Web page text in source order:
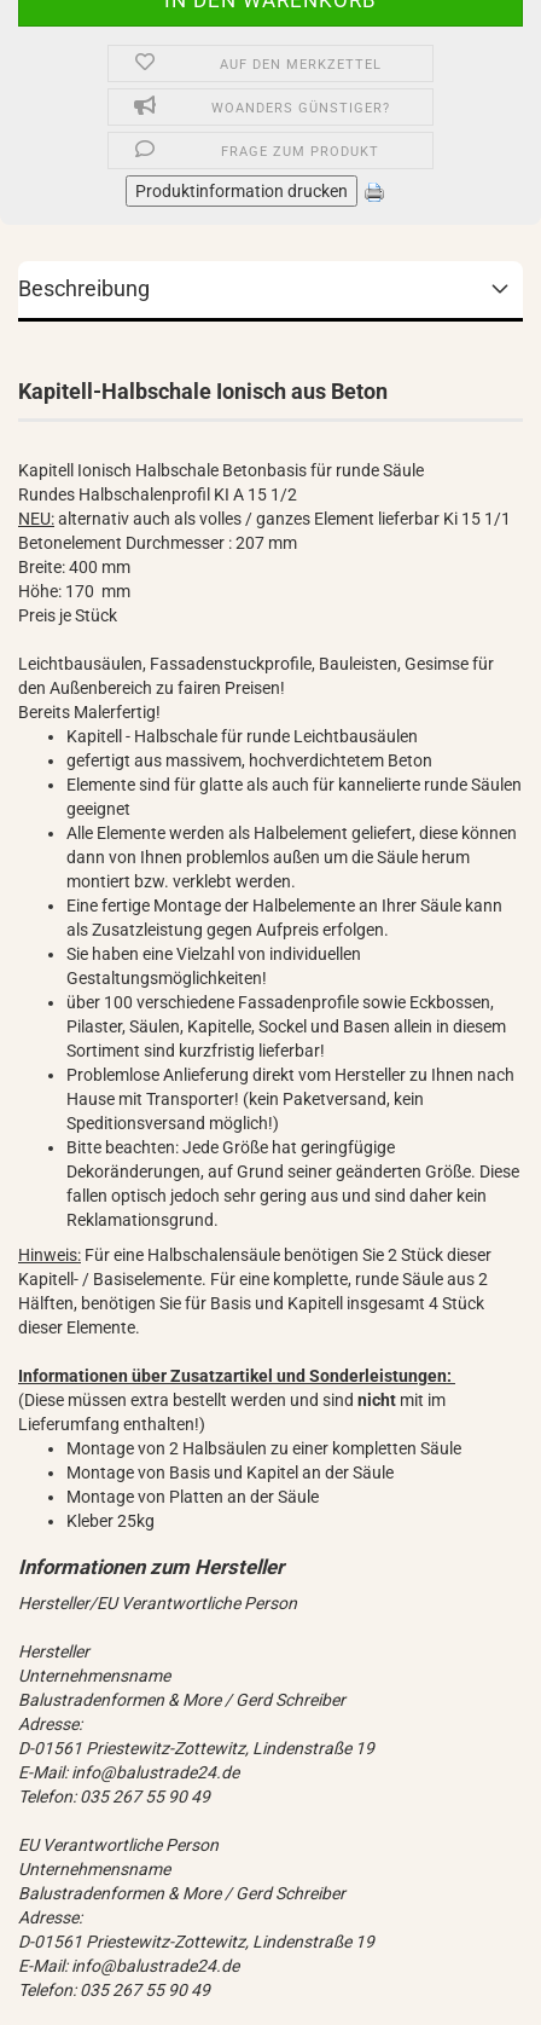
AUF DEN MERKZETTEL
WOANDERS GÜNSTIGER?
FRAGE ZUM PRODUKT
Produktinformation drucken
Beschreibung
Kapitell-Halbschale Ionisch aus Beton
Kapitell Ionisch Halbschale Betonbasis für runde Säule
Rundes Halbschalenprofil KI A 15 1/2
NEU:alternativ auch als volles / ganzes Element lieferbar Ki 15 1/1
Betonelement Durchmesser : 207 mm
Breite: 400 mm
Höhe: 170 mm
Preis je Stück
Leichtbausäulen, Fassadenstuckprofile, Bauleisten, Gesimse für
den Außenbereich zu fairen Preisen!
Bereits Malerfertig!
Kapitell - Halbschale für runde Leichtbausäulen
gefertigt aus massivem, hochverdichtetem Beton
Elemente sind für glatte als auch für kannelierte runde Säulen
geeignet
Alle Elemente werden als Halbelement geliefert, diese können
dann von Ihnen problemlos außen um die Säule herum
montiert bzw. verklebt werden.
Eine fertige Montage der Halbelemente an Ihrer Säule kann
als Zusatzleistung gegen Aufpreis erfolgen.
Sie haben eine Vielzahl von individuellen
Gestaltungsmöglichkeiten!
über 100 verschiedene Fassadenprofile sowie Eckbossen,
Pilaster, Säulen, Kapitelle, Sockel und Basen allein in diesem
Sortiment sind kurzfristig lieferbar!
Problemlose Anlieferung direkt vom Hersteller zu Ihnen nach
Hause mit Transporter! (kein Paketversand, kein
Speditionsversand möglich!)
Bitte beachten: Jede Größe hat geringfügige
Dekoränderungen, auf Grund seiner geänderten Größe. Diese
fallen optisch jedoch sehr gering aus und sind daher kein
Reklamationsgrund.
Hinweis: Für eine Halbschalensäule benötigen Sie 2 Stück dieser
Kapitell- / Basiselemente. Für eine komplette, runde Säule aus 2
Hälften, benötigen Sie für Basis und Kapitell insgesamt 4 Stück
dieser Elemente.
Informationen über Zusatzartikel und Sonderleistungen:
(Diese müssen extra bestellt werden und sind nicht mit im
Lieferumfang enthalten!)
Montage von 2 Halbsäulen zu einer kompletten Säule
Montage von Basis und Kapitel an der Säule
Montage von Platten an der Säule
Kleber 25kg
Hersteller/EU Verantwortliche Person
Hersteller
Unternehmensname
Balustradenformen & More / Gerd Schreiber
Adresse:
D-01561 Priestewitz-Zottewitz, Lindenstraße 19
E-Mail: info@balustrade24.de
Telefon: 035 267 55 90 49
EU Verantwortliche Person
Unternehmensname
Balustradenformen & More / Gerd Schreiber
Adresse:
D-01561 Priestewitz-Zottewitz, Lindenstraße 19
E-Mail: info@balustrade24.de
Telefon: 035 267 55 90 49